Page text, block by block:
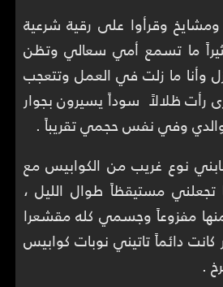
وقرأوا على رقية شرعية
ما تسمع أمي سعالي وتظن
وأنا ما زلت في العمل وتتعجب
رأت ظلالاً سوداً يسيرون بجوار
وفي نفس حجمي تقريباً .
نوع غريب من الكوابيس مع
تجعلني مستيقظاً طوال الليل ،
مفزوعاً وجسمي كله مقشعرا
دائماً تاتيني نوبات كوابيس
.